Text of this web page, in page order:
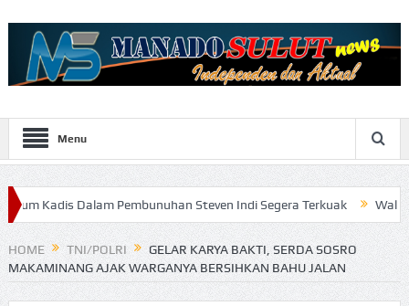
Menu
Pembunuhan Steven Indi Segera Terkuak Wali Kota Vicky
HOME TNI/POLRI
GELAR KARYA BAKTI, SERDA SOSRO
MAKAMINANG AJAK WARGANYA BERSIHKAN BAHU JALAN